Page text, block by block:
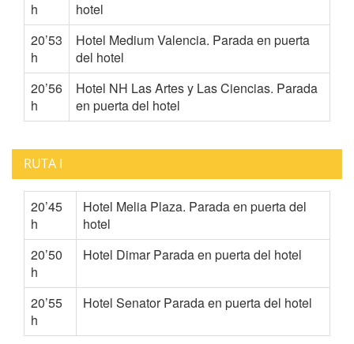
h
hotel
20’53
h
Hotel Medium Valencia. Parada en puerta
del hotel
20’56
h
Hotel NH Las Artes y Las Ciencias. Parada
en puerta del hotel
RUTA I
20’45
h
Hotel Melia Plaza. Parada en puerta del
hotel
20’50
h
Hotel Dimar Parada en puerta del hotel
20’55
h
Hotel Senator Parada en puerta del hotel